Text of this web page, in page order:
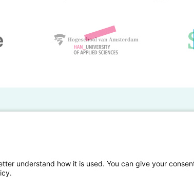
Eigen onderzoek publiceren
understand how it is used. You can give your